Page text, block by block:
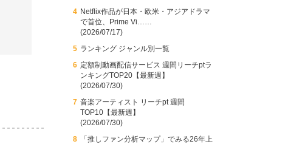
Netflix作品が日本・欧米・アジアドラマ
で首位、Prime Vi……
(2026/07/17)
ランキング ジャンル別一覧
定額制動画配信サービス 週間リーチptラ
ンキングTOP20【最新週】
(2026/07/30)
音楽アーティスト リーチpt 週間
TOP10【最新週】
(2026/07/30)
「推しファン分析マップ」でみる26年上